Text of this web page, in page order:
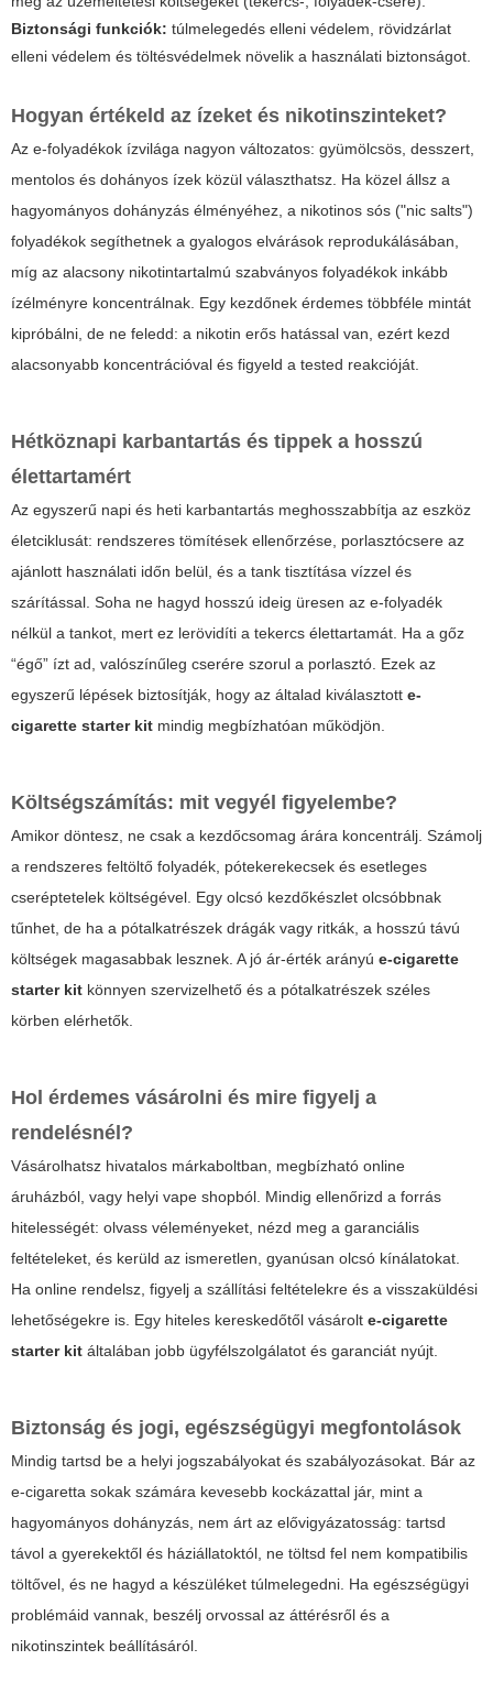
Biztonsági funkciók: túlmelegedés elleni védelem, rövidzárlat
elleni védelem és töltésvédelmek növelik a használati biztonságot.
Hogyan értékeld az ízeket és nikotinszinteket?
Az e-folyadékok ízvilága nagyon változatos: gyümölcsös, desszert,
mentolos és dohányos ízek közül választhatsz. Ha közel állsz a
hagyományos dohányzás élményéhez, a nikotinos sós ("nic salts")
folyadékok segíthetnek a gyalogos elvárások reprodukálásában,
míg az alacsony nikotintartalmú szabványos folyadékok inkább
ízélményre koncentrálnak. Egy kezdőnek érdemes többféle mintát
kipróbálni, de ne feledd: a nikotin erős hatással van, ezért kezd
alacsonyabb koncentrációval és figyeld a tested reakcióját.
Hétköznapi karbantartás és tippek a hosszú
élettartamért
Az egyszerű napi és heti karbantartás meghosszabbítja az eszköz
életciklusát: rendszeres tömítések ellenőrzése, porlasztócsere az
ajánlott használati időn belül, és a tank tisztítása vízzel és
szárítással. Soha ne hagyd hosszú ideig üresen az e-folyadék
nélkül a tankot, mert ez lerövidíti a tekercs élettartamát. Ha a gőz
“égő” ízt ad, valószínűleg cserére szorul a porlasztó. Ezek az
egyszerű lépések biztosítják, hogy az általad kiválasztott e-
cigarette starter kit mindig megbízhatóan működjön.
Költségszámítás: mit vegyél figyelembe?
Amikor döntesz, ne csak a kezdőcsomag árára koncentrálj. Számolj
a rendszeres feltöltő folyadék, pótekerekecsek és esetleges
cseréptetelek költségével. Egy olcsó kezdőkészlet olcsóbbnak
tűnhet, de ha a pótalkatrészek drágák vagy ritkák, a hosszú távú
költségek magasabbak lesznek. A jó ár-érték arányú e-cigarette
starter kit könnyen szervizelhető és a pótalkatrészek széles
körben elérhetők.
Hol érdemes vásárolni és mire figyelj a
rendelésnél?
Vásárolhatsz hivatalos márkaboltban, megbízható online
áruházból, vagy helyi vape shopból. Mindig ellenőrizd a forrás
hitelességét: olvass véleményeket, nézd meg a garanciális
feltételeket, és kerüld az ismeretlen, gyanúsan olcsó kínálatokat.
Ha online rendelsz, figyelj a szállítási feltételekre és a visszaküldési
lehetőségekre is. Egy hiteles kereskedőtől vásárolt e-cigarette
starter kit általában jobb ügyfélszolgálatot és garanciát nyújt.
Biztonság és jogi, egészségügyi megfontolások
Mindig tartsd be a helyi jogszabályokat és szabályozásokat. Bár az
e-cigaretta sokak számára kevesebb kockázattal jár, mint a
hagyományos dohányzás, nem árt az elővigyázatosság: tartsd
távol a gyerekektől és háziállatoktól, ne töltsd fel nem kompatibilis
töltővel, és ne hagyd a készüléket túlmelegedni. Ha egészségügyi
problémáid vannak, beszélj orvossal az áttérésről és a
nikotinszintek beállításáról.